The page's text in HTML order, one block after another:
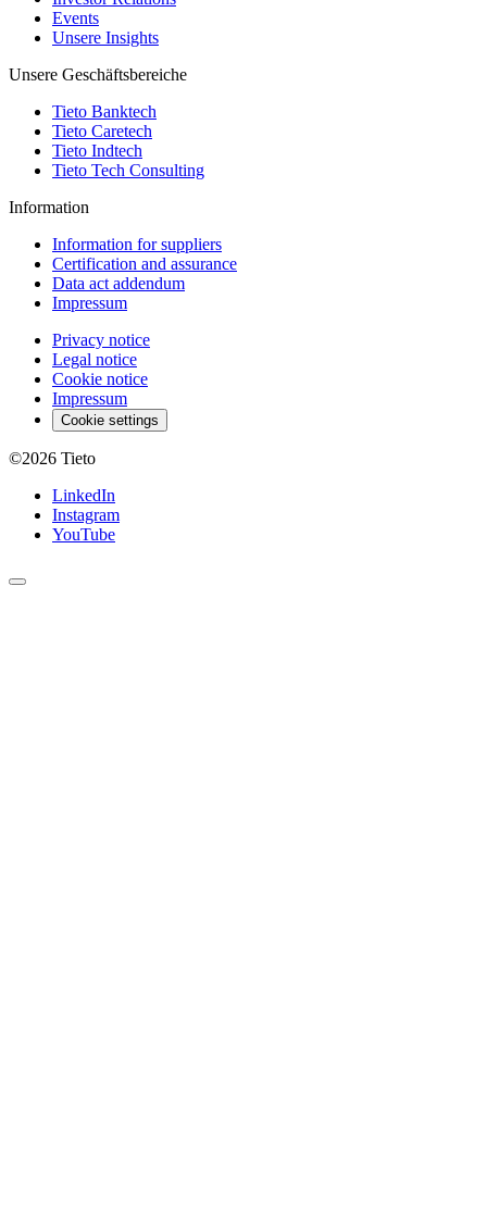
Events
Unsere Insights
Unsere Geschäftsbereiche
Tieto Banktech
Tieto Caretech
Tieto Indtech
Tieto Tech Consulting
Information
Information for suppliers
Certification and assurance
Data act addendum
Impressum
Privacy notice
Legal notice
Cookie notice
Impressum
Cookie settings
©2026 Tieto
LinkedIn
Instagram
YouTube